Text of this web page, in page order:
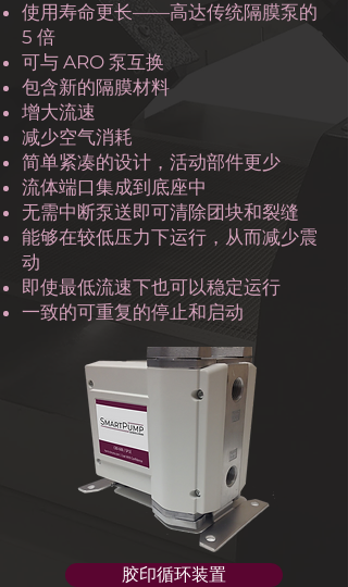
使用寿命更长——高达传统隔膜泵的
5 倍
可与 ARO 泵互换
包含新的隔膜材料
增大流速
减少空气消耗
简单紧凑的设计，活动部件更少
流体端口集成到底座中
无需中断泵送即可清除团块和裂缝
能够在较低压力下运行，从而减少震
动
即使最低流速下也可以稳定运行
一致的可重复的停止和启动
胶印循环装置